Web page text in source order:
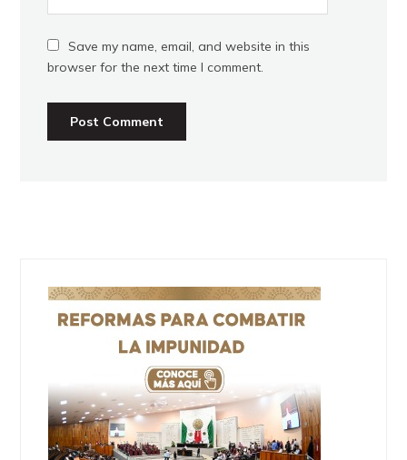
Save my name, email, and website in this
browser for the next time I comment.